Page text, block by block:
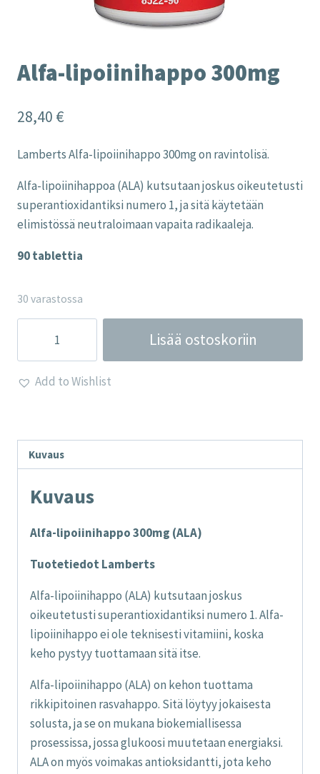
Alfa-lipoiinihappo 300mg
28,40 €
Lamberts Alfa-lipoiinihappo 300mg on ravintolisä.
Alfa-lipoiinihappoa (ALA) kutsutaan joskus oikeutetusti
superantioxidantiksi numero 1, ja sitä käytetään
elimistössä neutraloimaan vapaita radikaaleja.
90 tablettia
30 varastossa
lipoiinihappo
300mg
määrä
Lisää ostoskoriin
Add to Wishlist
Kuvaus
Kuvaus
Alfa-lipoiinihappo 300mg (ALA)
Tuotetiedot Lamberts
Alfa-lipoiinihappo (ALA) kutsutaan joskus
oikeutetusti superantioxidantiksi numero 1. Alfa-
lipoiinihappo ei ole teknisesti vitamiini, koska
keho pystyy tuottamaan sitä itse.
Alfa-lipoiinihappo (ALA) on kehon tuottama
rikkipitoinen rasvahappo. Sitä löytyy jokaisesta
solusta, ja se on mukana biokemiallisessa
prosessissa, jossa glukoosi muutetaan energiaksi.
ALA on myös voimakas antioksidantti, jota keho